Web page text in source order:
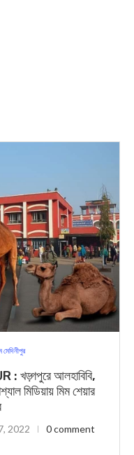
মেদিনীপুর
খড়্গপুরে আলহাবিবি,
মিডিয়ায় মিম শেয়ার
2022 0 comment